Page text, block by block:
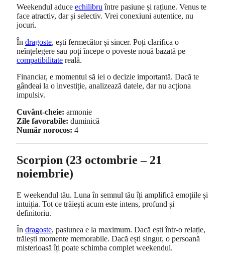
Weekendul aduce echilibru între pasiune și rațiune. Venus te
face atractiv, dar și selectiv. Vrei conexiuni autentice, nu
jocuri.
În dragoste, ești fermecător și sincer. Poți clarifica o
neînțelegere sau poți începe o poveste nouă bazată pe
compatibilitate reală.
Financiar, e momentul să iei o decizie importantă. Dacă te
gândeai la o investiție, analizează datele, dar nu acționa
impulsiv.
Cuvânt-cheie: armonie
Zile favorabile: duminică
Număr norocos: 4
Scorpion (23 octombrie – 21
noiembrie)
E weekendul tău. Luna în semnul tău îți amplifică emoțiile și
intuiția. Tot ce trăiești acum este intens, profund și
definitoriu.
În dragoste, pasiunea e la maximum. Dacă ești într-o relație,
trăiești momente memorabile. Dacă ești singur, o persoană
misterioasă îți poate schimba complet weekendul.